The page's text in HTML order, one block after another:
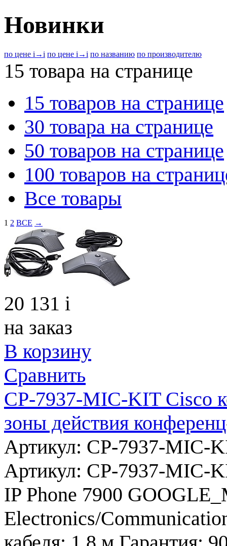
Новинки
по цене i →i по цене i →i по названию по производителю
15 товара на странице
15 товаров на странице
30 товара на странице
50 товаров на странице
100 товаров на
Все товары
1 2 ВСЕ →
20 131 i
на заказ
В корзину
Сравнить
CP-7937-MIC-KIT Cisco
зоны действия
Артикул: CP-7937-MIC-
Артикул: CP-7937-MIC-
IP Phone 7900
Electronics/